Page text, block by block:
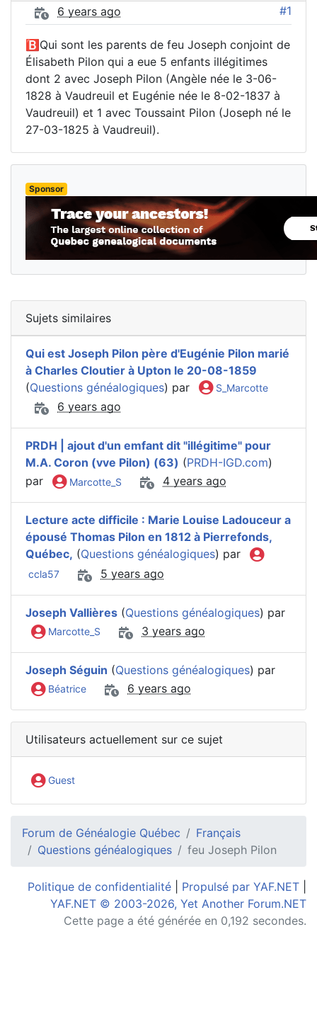
6 years ago #1
🅱Qui sont les parents de feu Joseph conjoint de
Élisabeth Pilon qui a eue 5 enfants illégitimes
dont 2 avec Joseph Pilon (Angèle née le 3-06-
1828 à Vaudreuil et Eugénie née le 8-02-1837 à
Vaudreuil) et 1 avec Toussaint Pilon (Joseph né le
27-03-1825 à Vaudreuil).
Sponsor
Sujets similaires
Qui est Joseph Pilon père d'Eugénie Pilon marié
à Charles Cloutier à Upton le 20-08-1859
(Questions généalogiques) par S_Marcotte
6 years ago
PRDH | ajout d'un emfant dit "illégitime" pour
M.A. Coron (vve Pilon) (63) (PRDH-IGD.com)
par
Marcotte_S 4 years ago
Lecture acte difficile : Marie Louise Ladouceur a
épousé Thomas Pilon en 1812 à Pierrefonds,
Québec, (Questions généalogiques) par
ccla57 5 years ago
Joseph Vallières (Questions généalogiques) par
Marcotte_S 3 years ago
Joseph Séguin (Questions généalogiques) par
Béatrice 6 years ago
Utilisateurs actuellement sur ce sujet
Guest
Forum de Généalogie Québec
Français
Questions généalogiques
feu Joseph Pilon
Politique de confidentialité Propulsé par YAF.NET
YAF.NET © 2003-2026, Yet Another Forum.NET
Cette page a été générée en 0,192 secondes.